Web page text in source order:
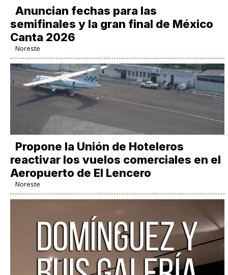
Anuncian fechas para las
semifinales y la gran final de México
Canta 2026
Noreste
Propone la Unión de Hoteleros
reactivar los vuelos comerciales en el
Aeropuerto de El Lencero
Noreste